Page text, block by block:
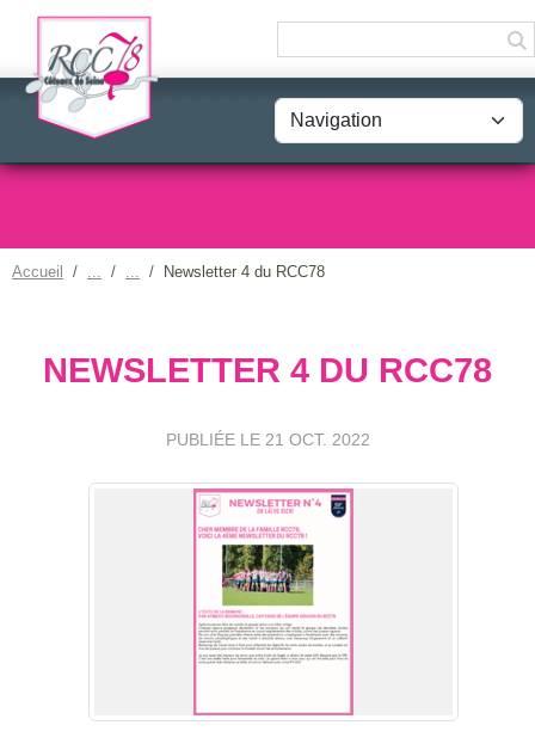
Accueil Newsletter 4 du RCC78
NEWSLETTER 4 DU RCC78
PUBLIÉE LE 21 OCT. 2022
Panneau de gestion des cookies